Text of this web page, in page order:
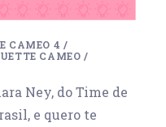
CAMEO 4 /
CAMEO /
Ney, do Time de
e quero te